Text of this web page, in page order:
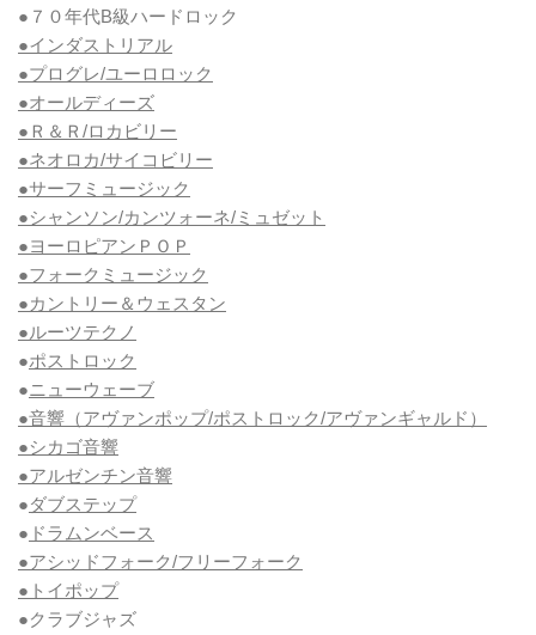
●７０年代B級ハードロック
●インダストリアル
●プログレ/ユーロロック
●オールディーズ
●Ｒ＆Ｒ/ロカビリー
●ネオロカ/サイコビリー
●サーフミュージック
●シャンソン/カンツォーネ/ミュゼット
●ヨーロピアンＰＯＰ
●フォークミュージック
●カントリー＆ウェスタン
●ルーツテクノ
●ポストロック
●ニューウェーブ
●音響（アヴァンポップ/ポストロック/アヴァンギャルド）
●シカゴ音響
●アルゼンチン音響
●ダブステップ
● ドラムンベース
●アシッドフォーク/フリーフォーク
●トイポップ
●クラブジャズ